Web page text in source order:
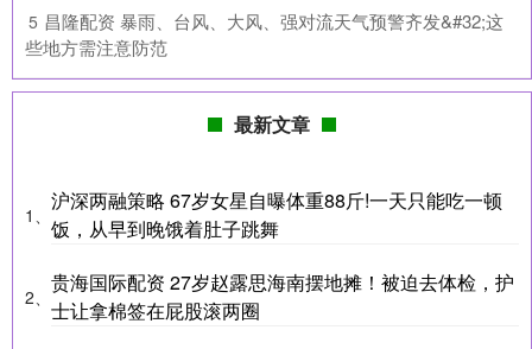
5 ​昌隆配资 暴雨、台风、大风、强对流天气预警齐发&#32;这
些地方需注意防范
最新文章
1、
沪深两融策略 67岁女星自曝体重88斤!一天只能吃一顿
饭，从早到晚饿着肚子跳舞
2、
贵海国际配资 27岁赵露思海南摆地摊！被迫去体检，护
士让拿棉签在屁股滚两圈